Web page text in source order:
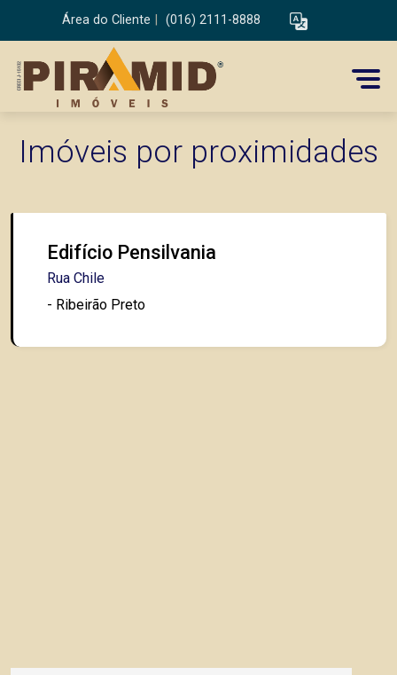
Área do Cliente (016) 2111-8888
Imóveis por proximidades
Edifício Pensilvania
Rua Chile
- Ribeirão Preto